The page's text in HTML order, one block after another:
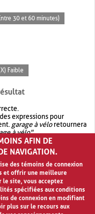
30 et 60 minutes)
Faible
expressions pour
garage à véloretournera
à vélo".
avec OR.garage OR vélo
quegarage à vélo
AFIN DE
NAVIGATION.
des témoins de connexion
et offrir une meilleure
le site, vous acceptez
spécifiées aux conditions
de connexion en modifiant
plus sur le recours aux